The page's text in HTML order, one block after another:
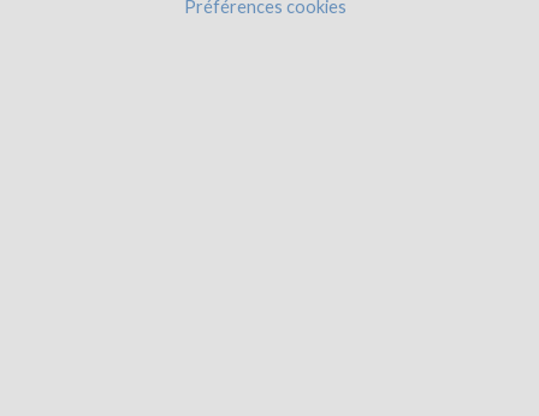
Préférences cookies